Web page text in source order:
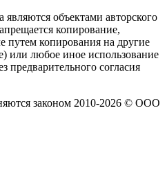
объектами авторского
копирование,
путем копирования на другие
или любое иное использование
предварительного согласия
законом 2010-2026 © ООО